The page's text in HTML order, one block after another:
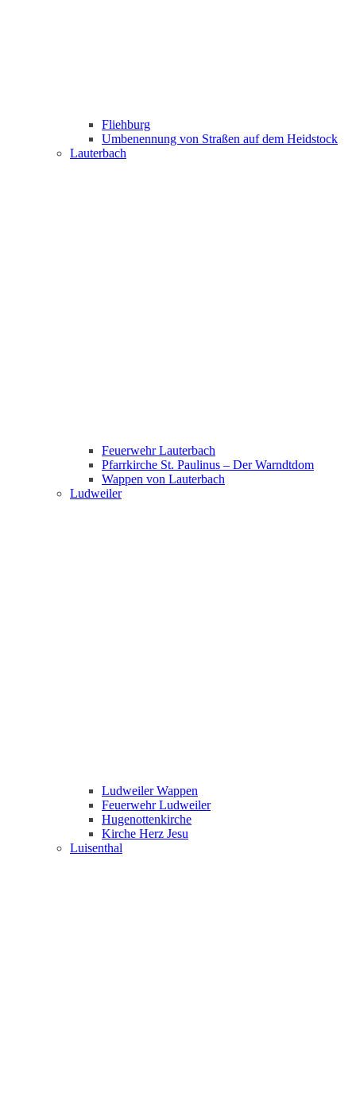
Fliehburg
Umbenennung von Straßen auf dem Heidstock
Lauterbach
Feuerwehr Lauterbach
Pfarrkirche St. Paulinus – Der Warndtdom
Wappen von Lauterbach
Ludweiler
Ludweiler Wappen
Feuerwehr Ludweiler
Hugenottenkirche
Kirche Herz Jesu
Luisenthal